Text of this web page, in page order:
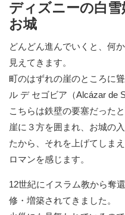
ディズニーの白
お城
どんどん進んでいくと、何
見えてきます。
町のはずれの崖のところに
ル デ セゴビア（Alcázar de
こちらは鉄壁の要塞だった
崖に３方を囲まれ、お城の
たから、それを上げてしま
ロマンを感じます。
12世紀にイスラム教から奪
修・増築されてきました。